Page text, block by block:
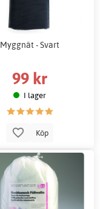
Myggnät - Svart
99 kr
I lager
Köp